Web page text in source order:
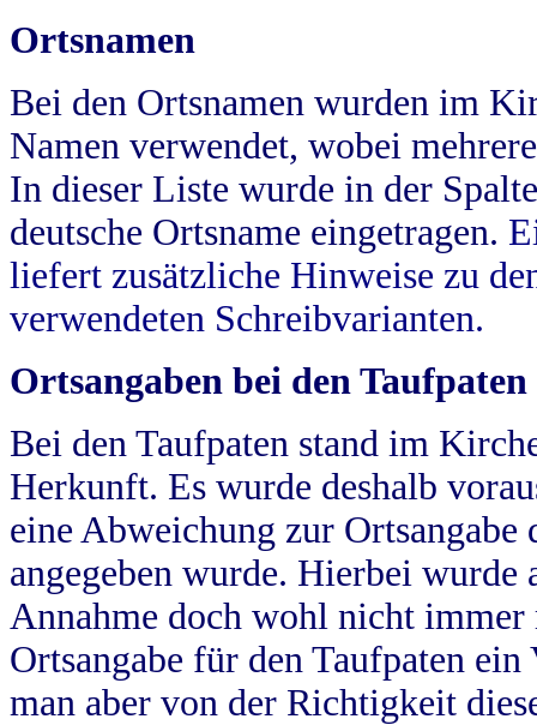
Ortsnamen
Bei den Ortsnamen wurden im
Namen verwendet, wobei
In dieser Liste wurde in der
deutsche Ortsname eingetragen.
liefert zusätzliche Hinweise zu
verwendeten Schreibvarianten.
Ortsangaben bei den Taufpaten
Bei den Taufpaten stand im
Herkunft. Es wurde deshalb
eine Abweichung zur
angegeben wurde. Hierbei wurde
Annahme doch wohl nicht
Ortsangabe für den Taufpaten
man aber von der Richtigkeit